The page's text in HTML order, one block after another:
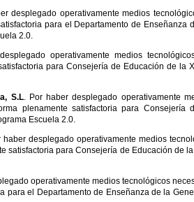
desplegado operativamente medios
para el Departamento de Enseñanza
2.0.
operativamente medios
para Consejería de Educación de la
S.L. Por haber desplegado operativamente
plenamente satisfactoria para Consejería
Escuela 2.0.
haber desplegado operativamente medios
satisfactoria para Consejería de Educación de
operativamente medios tecnológicos
para el Departamento de Enseñanza de la